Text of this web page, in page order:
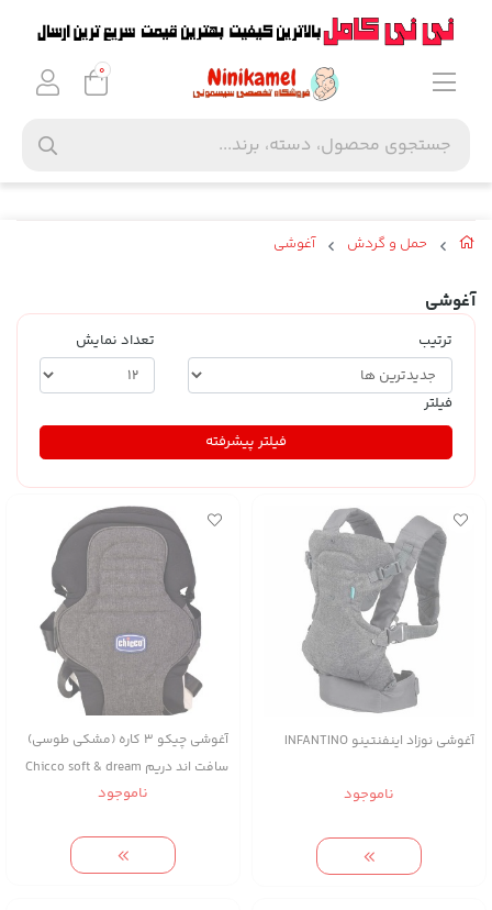
حمل و گردش آغوشی
آغوشی
ترتیب تعداد نمایش
فیلتر
فیلتر پیشرفته
آغوشی نوزاد اینفنتینو INFANTINO
ناموجود
آغوشی چیکو 3 کاره (مشکی طوسی)
سافت اند دریم Chicco soft & dream
ناموجود
0